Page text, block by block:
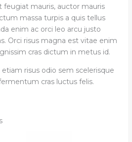
feugiat mauris, auctor mauris
massa turpis a quis tellus
enim ac orci leo arcu justo
Orci risus magna est vitae enim
cras dictum in metus id.
risus odio sem scelerisque
cras luctus felis.